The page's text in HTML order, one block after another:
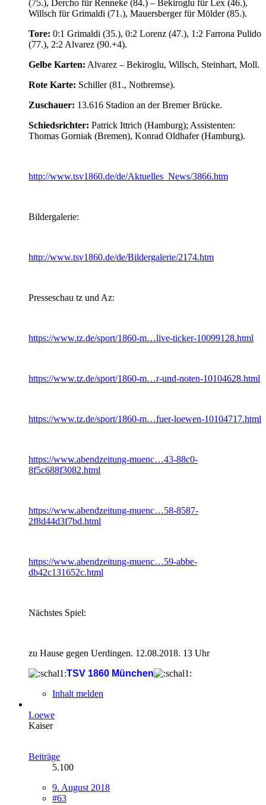
(75.), Dercho für Renneke (84.) – Bekiroglu für Lex (46.),
Willsch für Grimaldi (71.), Mauersberger für Mölder (85.).
Tore: 0:1 Grimaldi (35.), 0:2 Lorenz (47.), 1:2 Farrona Pulido
(77.), 2:2 Alvarez (90.+4).
Gelbe Karten: Alvarez – Bekiroglu, Willsch, Steinhart, Moll.
Rote Karte: Schiller (81., Notbremse).
Zuschauer: 13.616 Stadion an der Bremer Brücke.
Schiedsrichter: Patrick Ittrich (Hamburg); Assistenten:
Thomas Gorniak (Bremen), Konrad Oldhafer (Hamburg).
http://www.tsv1860.de/de/Aktuelles_News/3866.htm
Bildergalerie:
http://www.tsv1860.de/de/Bildergalerie/2174.htm
Presseschau tz und Az:
https://www.tz.de/sport/1860-m…live-ticker-10099128.html
https://www.tz.de/sport/1860-m…r-und-noten-10104628.html
https://www.tz.de/sport/1860-m…fuer-loewen-10104717.html
https://www.abendzeitung-muenc…43-88c0-
8f5c688f3082.html
https://www.abendzeitung-muenc…58-8587-
2f8d44d3f7bd.html
https://www.abendzeitung-muenc…59-abbe-
db42c131652c.html
Nächstes Spiel:
zu Hause gegen Uerdingen. 12.08.2018. 13 Uhr
TSV 1860 München
Inhalt melden
Loewe
Kaiser
Beiträge
5.100
9. August 2018
#63